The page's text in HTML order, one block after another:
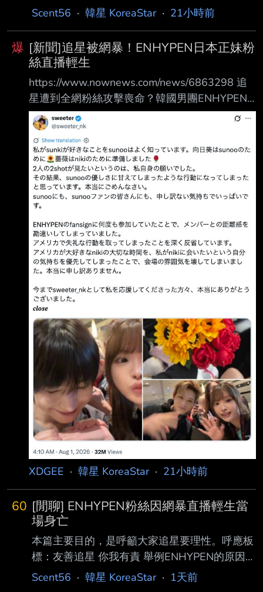
來在節目中自述，高中二年級時曾點燃紙飛機前
放飛約60架，最終導致學校花圃起火，並被老師
處罰、要求跪下道歉。在節 目中自述時，他竟
以綜藝故事的方式，將如此危險的行為輕描淡
寫，並將敘事焦點落在「 冒煙很帥」及自己如
何受罰，而非行為可能危害他人的後果。 2.
2008年：控制、威嚇及情緒操控式「女友條
件」 金秀賢曾在個人網誌列出對女友的要求，
包括必須隨傳隨到、不能懷疑或干涉他，並使用
Scent56 · 韓星 KoreaStar· 21小時前
爆 [新聞]追星被網暴！ENHYPEN日本正妹粉
絲直播輕生
https://www.nownews.com/news/6863298 追
星遭到全網粉絲攻擊喪命？韓國男團ENHYPEN
日本成員西村力（Ni-ki）， 有一位演唱會總會到
第一排跟自己見面的女粉絲Mina， 因為她追星時
行事高調，常遭到其他粉絲的網路霸凌， 她今
（5）日凌晨疑似不堪壓力，在直播中輕生，目
前生死未卜。 經在酒店工作，再加上她追星時是
很需要獲得偶像關 注的「夢女」類型，因此時常
被說「拿髒錢追星」等各式負面評論。 排山倒海
的網暴瞬間炸開，大批粉絲湧入她的頁面， 指責
她「不尊重舞台」、「只顧自己跟
XDGEE · 韓星 KoreaStar· 21小時前
60 [閒聊] ENHYPEN粉絲因網暴直播輕生當
場身亡
本篇主要目的，是呼籲大家追星要理性。呼應板
標：友善追星 你我有責 舉例ENHYPEN的原因主
要是因為這件事情才剛剛發生。 網絡霸凌已經
Scent56 · 韓星 KoreaStar· 1天前